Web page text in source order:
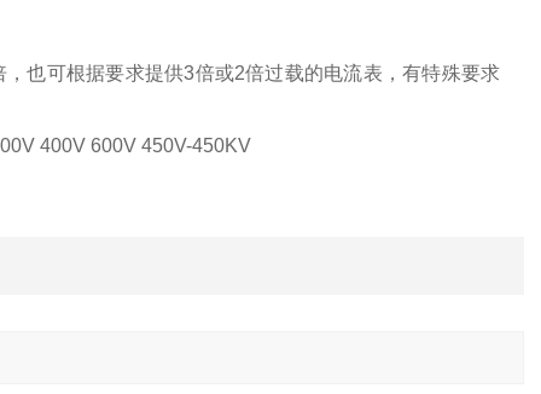
也可根据要求提供3倍或2倍过载的电流表，有特殊要求
400V 600V 450V-450KV